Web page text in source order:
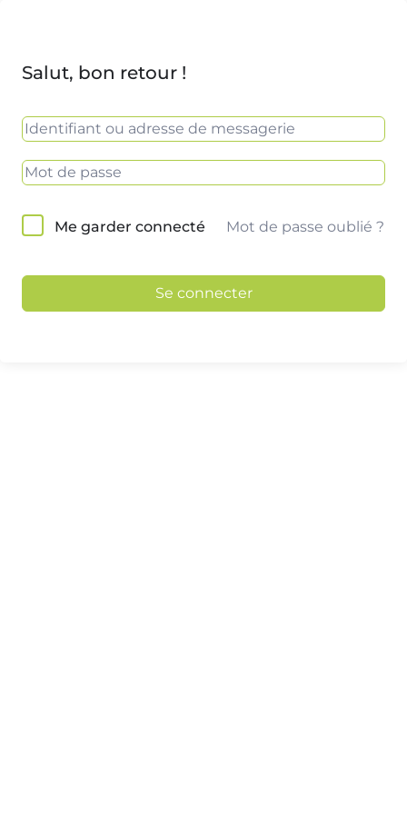
Salut, bon retour !
Me garder connecté Mot de passe oublié ?
Se connecter